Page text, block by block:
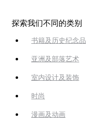
探索我们不同的类别
书籍及历史纪念品
亚洲及部落艺术
室内设计及装饰
时尚
漫画及动画